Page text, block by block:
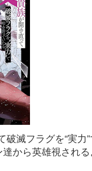
破滅フラグを“実力
から英雄視され